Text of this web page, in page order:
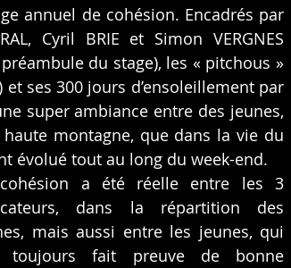
annuel de cohésion. Encadrés par
Cyril BRIE et Simon VERGNES
du stage), les « pitchous »
et ses 300 jours d’ensoleillement par
super ambiance entre des jeunes,
montagne, que dans la vie du
évolué tout au long du week-end.
a été réelle entre les 3
dans la répartition des
mais aussi entre les jeunes, qui
toujours fait preuve de bonne